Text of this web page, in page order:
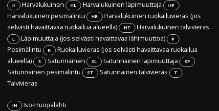
H Harvalukuinen HL Harvalukuinen läpimuuttaja HP
Harvalukuinen pesimälintu HR
Harvalukuinen ruokailuvieras (jos
selvästi havaittavaa ruokailua alueella)
HT Harvalukuinen talvivieras
L Läpimuuttaja (jos selvästi havaittavaa lähimuuttoa) P
Pesimälintu R
Ruokailuvieras (jos selvästi havaittavaa ruokailua
alueella)
S Satunnainen SL Satunnainen läpimuuttaja SP
Satunnainen pesimälintu ST Satunnainen talvivieras T
Talvivieras
IH Iso-Huopalahti